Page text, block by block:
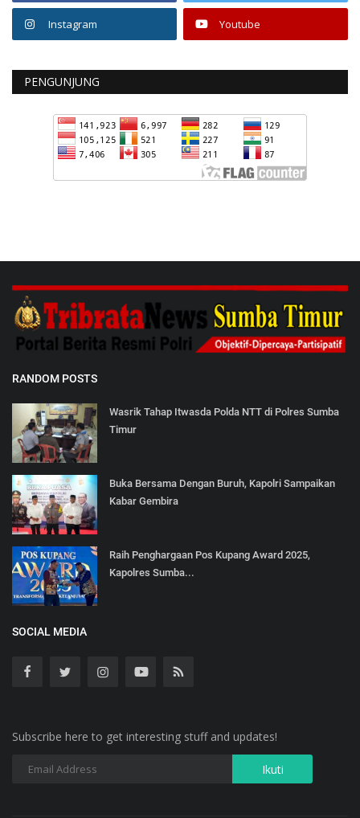
Instagram Youtube
PENGUNJUNG
RANDOM POSTS
Wasrik Tahap Itwasda Polda NTT di Polres Sumba
Timur
Buka Bersama Dengan Buruh, Kapolri Sampaikan
Kabar Gembira
Raih Penghargaan Pos Kupang Award 2025,
Kapolres Sumba...
SOCIAL MEDIA
Subscribe here to get interesting stuff and updates!